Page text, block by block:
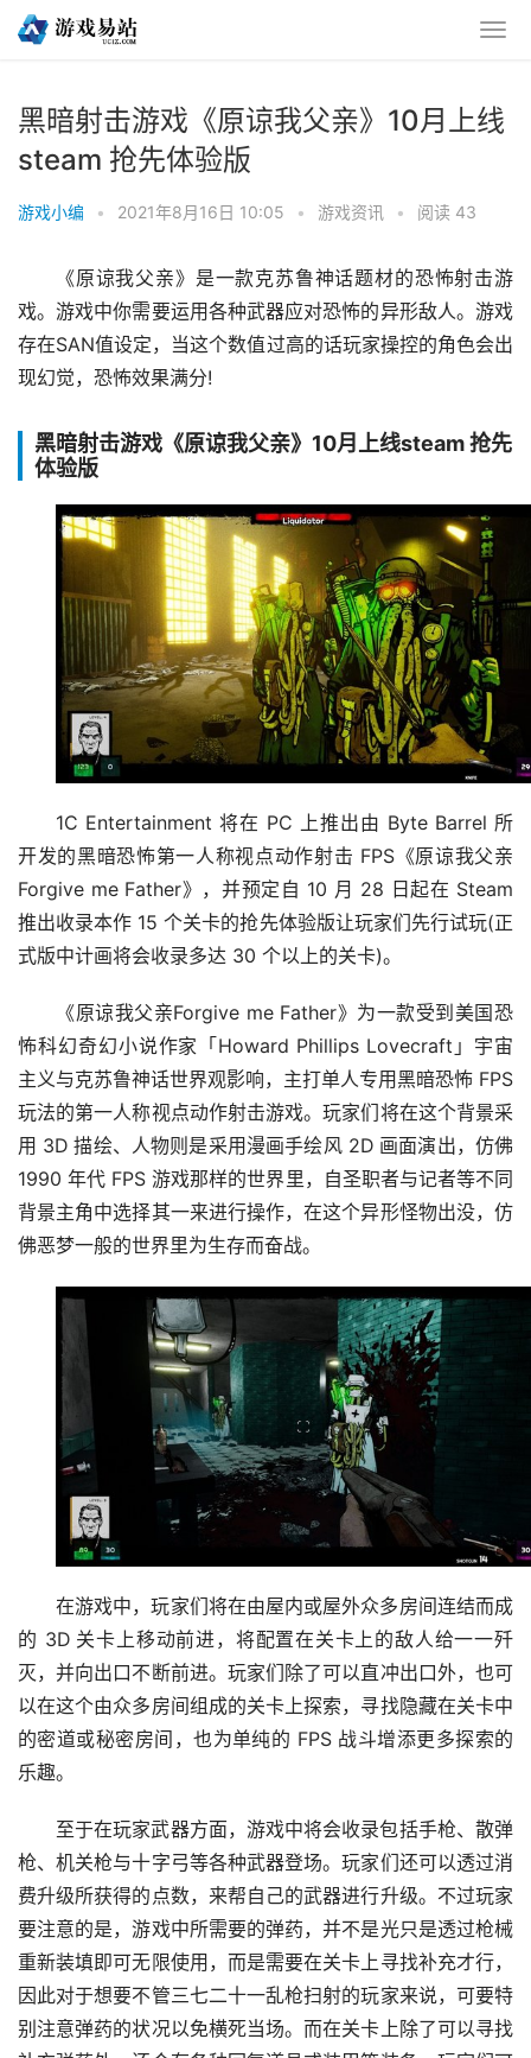
黑暗射击游戏《原谅我父亲》10月上线
steam 抢先体验版
游戏小编 • 2021年8月16日 10:05 • 游戏资讯 • 阅读 43
《原谅我父亲》是一款克苏鲁神话题材的恐怖射击游
戏。游戏中你需要运用各种武器应对恐怖的异形敌人。游戏
存在SAN值设定，当这个数值过高的话玩家操控的角色会出
现幻觉，恐怖效果满分!
黑暗射击游戏《原谅我父亲》10月上线steam 抢先
体验版
1C Entertainment 将在 PC 上推出由 Byte Barrel 所
开发的黑暗恐怖第一人称视点动作射击 FPS《原谅我父亲
Forgive me Father》，并预定自 10 月 28 日起在 Steam
推出收录本作 15 个关卡的抢先体验版让玩家们先行试玩(正
式版中计画将会收录多达 30 个以上的关卡)。
《原谅我父亲Forgive me Father》为一款受到美国恐
怖科幻奇幻小说作家「Howard Phillips Lovecraft」宇宙
主义与克苏鲁神话世界观影响，主打单人专用黑暗恐怖 FPS
玩法的第一人称视点动作射击游戏。玩家们将在这个背景采
用 3D 描绘、人物则是采用漫画手绘风 2D 画面演出，仿佛
1990 年代 FPS 游戏那样的世界里，自圣职者与记者等不同
背景主角中选择其一来进行操作，在这个异形怪物出没，仿
佛恶梦一般的世界里为生存而奋战。
在游戏中，玩家们将在由屋内或屋外众多房间连结而成
的 3D 关卡上移动前进，将配置在关卡上的敌人给一一歼
灭，并向出口不断前进。玩家们除了可以直冲出口外，也可
以在这个由众多房间组成的关卡上探索，寻找隐藏在关卡中
的密道或秘密房间，也为单纯的 FPS 战斗增添更多探索的
乐趣。
至于在玩家武器方面，游戏中将会收录包括手枪、散弹
枪、机关枪与十字弓等各种武器登场。玩家们还可以透过消
费升级所获得的点数，来帮自己的武器进行升级。不过玩家
要注意的是，游戏中所需要的弹药，并不是光只是透过枪械
重新装填即可无限使用，而是需要在关卡上寻找补充才行，
因此对于想要不管三七二十一乱枪扫射的玩家来说，可要特
别注意弹药的状况以免横死当场。而在关卡上除了可以寻找